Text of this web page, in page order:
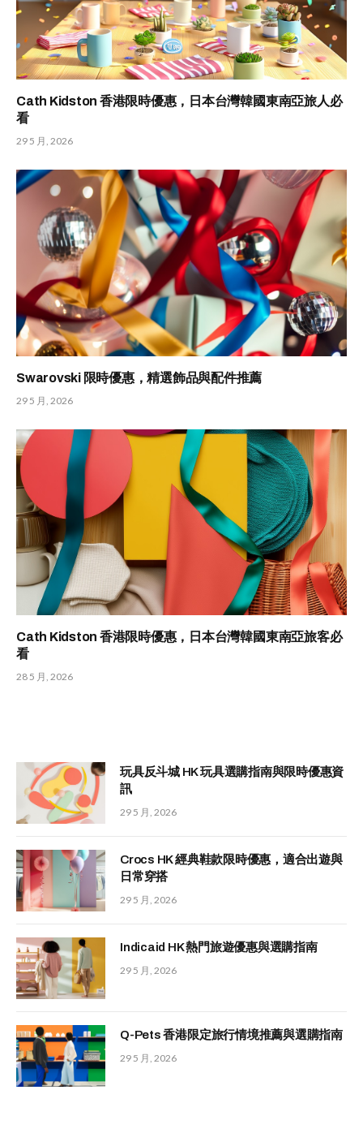
Cath Kidston 香港限時優惠，日本台灣韓國東南亞旅人必
看
29 5 月, 2026
Swarovski 限時優惠，精選飾品與配件推薦
29 5 月, 2026
Cath Kidston 香港限時優惠，日本台灣韓國東南亞旅客必
看
28 5 月, 2026
玩具反斗城 HK 玩具選購指南與限時優惠資
訊
29 5 月, 2026
Crocs HK 經典鞋款限時優惠，適合出遊與
日常穿搭
29 5 月, 2026
Indicaid HK 熱門旅遊優惠與選購指南
29 5 月, 2026
Q-Pets 香港限定旅行情境推薦與選購指南
29 5 月, 2026